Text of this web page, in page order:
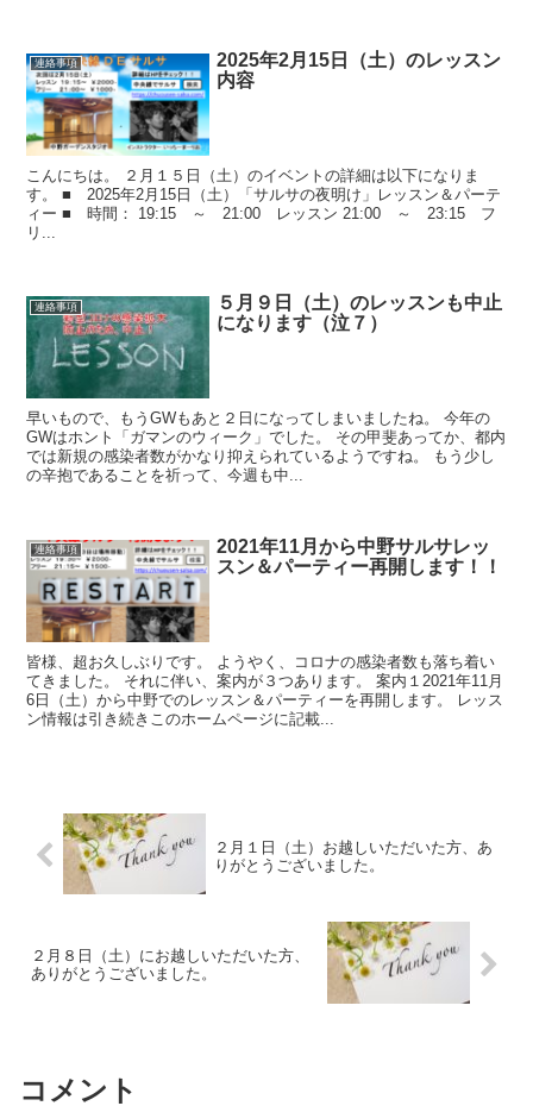
連絡事項
2025年2月15日（土）のレッスン
内容
こんにちは。 ２月１５日（土）のイベントの詳細は以下になりま
す。 ■ 2025年2月15日（土）「サルサの夜明け」レッスン＆パーテ
ィー ■ 時間： 19:15 ～ 21:00 レッスン 21:00 ～ 23:15 フ
リ...
連絡事項
５月９日（土）のレッスンも中止
になります（泣７）
早いもので、もうGWもあと２日になってしまいましたね。 今年の
GWはホント「ガマンのウィーク」でした。 その甲斐あってか、都内
では新規の感染者数がかなり抑えられているようですね。 もう少し
の辛抱であることを祈って、今週も中...
連絡事項
2021年11月から中野サルサレッ
スン＆パーティー再開します！！
皆様、超お久しぶりです。 ようやく、コロナの感染者数も落ち着い
てきました。 それに伴い、案内が３つあります。 案内１2021年11月
6日（土）から中野でのレッスン＆パーティーを再開します。 レッス
ン情報は引き続きこのホームページに記載...
２月１日（土）お越しいただいた方、あ
りがとうございました。
２月８日（土）にお越しいただいた方、
ありがとうございました。
コメント